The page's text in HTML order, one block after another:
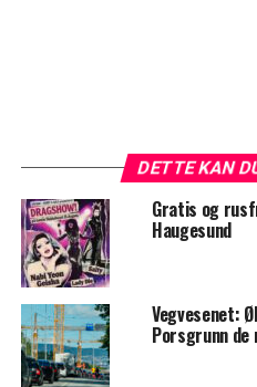
DETTE KAN
Gratis og
Haugesund
Vegvesenet:
Porsgrunn de